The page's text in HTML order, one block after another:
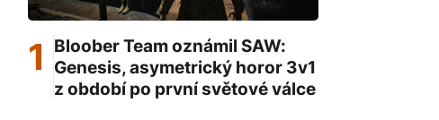
Bloober Team oznámil SAW:
Genesis, asymetrický horor 3v1
z období po první světové válce